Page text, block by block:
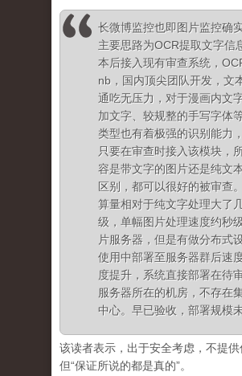
长微博监控也即图片监控确
主要思路为OCR提取文字信
本后接入现有审查系统，
nb，国内顶尖团队开发，文
通吃无压力，对于漫画内文
加文字、较规整的手写字体
类型也有着极强的识别能力
只要在审查时接入该模块，
容是带文字的图片还是纯文
区别，都可以很好的被审查
算量相对于纯文字处理大了
级，单幅图片处理速度约秒
片服务器，但是有做分布式
使用中部署至服务器群后速
度提升，系统直接部署在待
服务器所在的机房，不存在
中心。早已验收，部署规模未
该读者表示，出于安全考虑，不提供
但“保证所说的都是真的”。